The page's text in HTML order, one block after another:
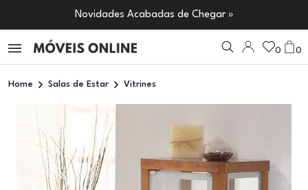
Novidades Acabadas de Chegar »
0 0
Home Salas de Estar Vitrines